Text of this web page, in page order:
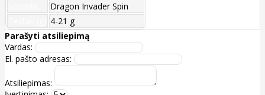
Dragon Invader Spin
4-21 g
Parašyti atsiliepimą
Vardas:
El. pašto adresas:
Atsiliepimas: